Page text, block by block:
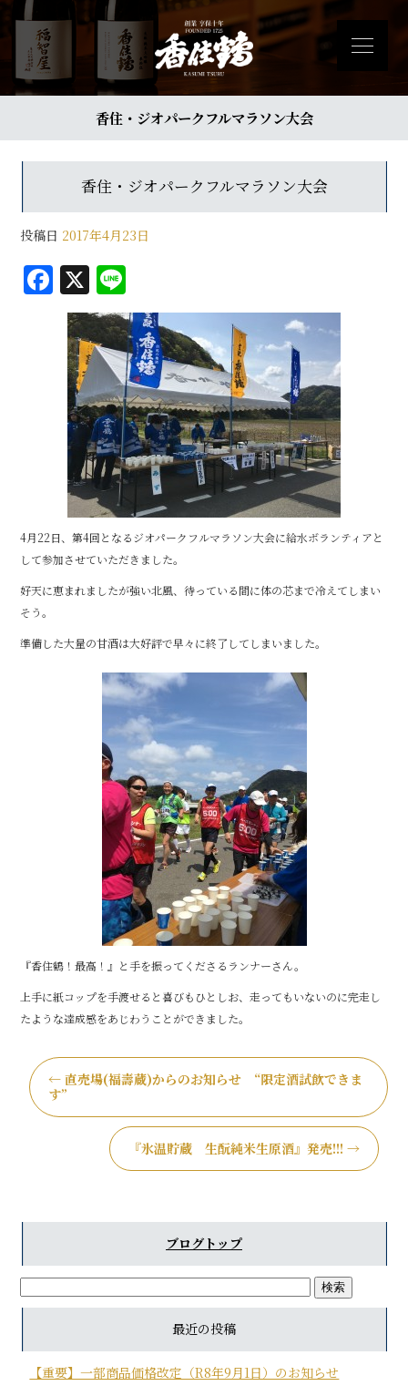
香住・ジオパークフルマラソン大会
香住・ジオパークフルマラソン大会
投稿日 2017年4月23日
F
a
c
e
b
o
o
k
X
n
e
4月22日、第4回となるジオパークフルマラソン大会に給水ボランティアと
して参加させていただきました。
好天に恵まれましたが強い北風、待っている間に体の芯まで冷えてしまい
そう。
準備した大量の甘酒は大好評で早々に終了してしまいました。
『香住鶴！最高！』と手を振ってくださるランナーさん。
上手に紙コップを手渡せると喜びもひとしお、走ってもいないのに完走し
たような達成感をあじわうことができました。
← 直売場(福壽蔵)からのお知らせ “限定酒試飲できま
す”
『氷温貯蔵 生酛純米生原酒』発売!!! →
ブログトップ
最近の投稿
【重要】一部商品価格改定（R8年9月1日）のお知らせ